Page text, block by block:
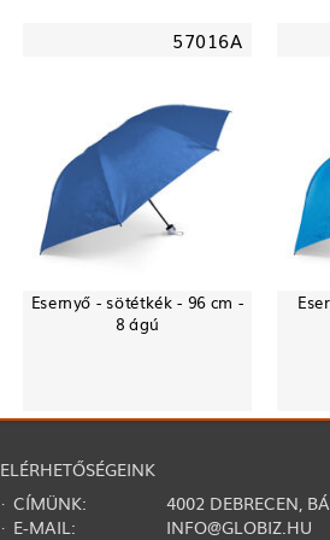
57016A
Esernyő - sötétkék - 96 cm -
8 ágú
ELÉRHETŐSÉGEINK
· CÍMÜNK:
4002 DEBRECEN,
· E-MAIL:
INFO@GLOBIZ.HU